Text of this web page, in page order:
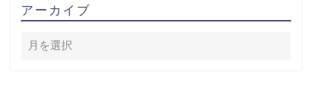
アーカイブ